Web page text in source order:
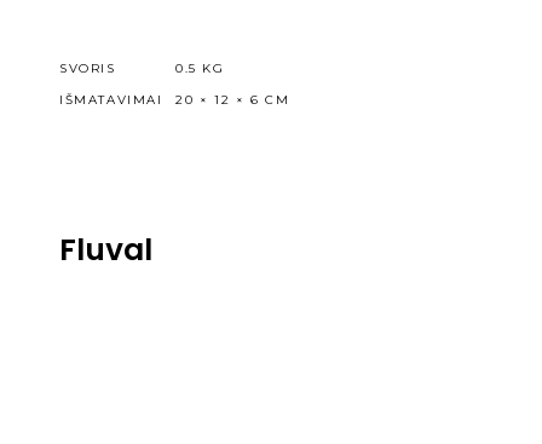
SVORIS
0.5 KG
IŠMATAVIMAI
20 × 12 × 6 CM
Fluval